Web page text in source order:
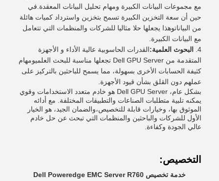
مع مجموعات البيانات الكبيرة ومهام تحليل البيانات المعقدة.في
حين أن سعة التخزين الكبيرة تسمح بتخزين واسترداد كميات هائلة
من البياناتوهذا يجعلها حلا مثاليا للشركات والمنظمات التي تتعامل
مع البيانات الكبيرة.
البحوث العلمية:القدرات الحاسوبية عالية الأداء و الأجهزة
المتقدمة من Dell GPU Server تجعلها مناسبة للبحث العلميومهام
كثيفة الحسابات الأخرى بسهولة، مما يسمح للباحثين بالتركيز على
عملهم دون القلق بشأن قيود الأجهزة.
بشكل عام، Dell GPU Server هو خادم متعدد الاستخدامات وقوي
يمكنه تلبية متطلبات الصناعات والتطبيقات المختلفة. مع أدائه
الموثوق بها، وخيارات قابلة للتخصيص،والضمان الجيد، هو الخيار
الأول للشركات والباحثين والمنظمات التي تبحث عن حل خادم
عالي الجودة وكفاءة.
التخصيص:
خدمة تخصيص Dell Poweredge EMC Server R760